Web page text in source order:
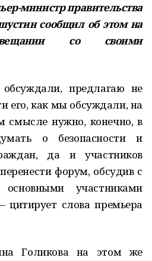
министр правительства
сообщил об этом на
со своими
предлагаю не
его, как мы обсуждали, на
смысле нужно, конечно, в
о безопасности и
да и участников
форум, обсудив с
участниками
слова премьера
Голикова на этом же